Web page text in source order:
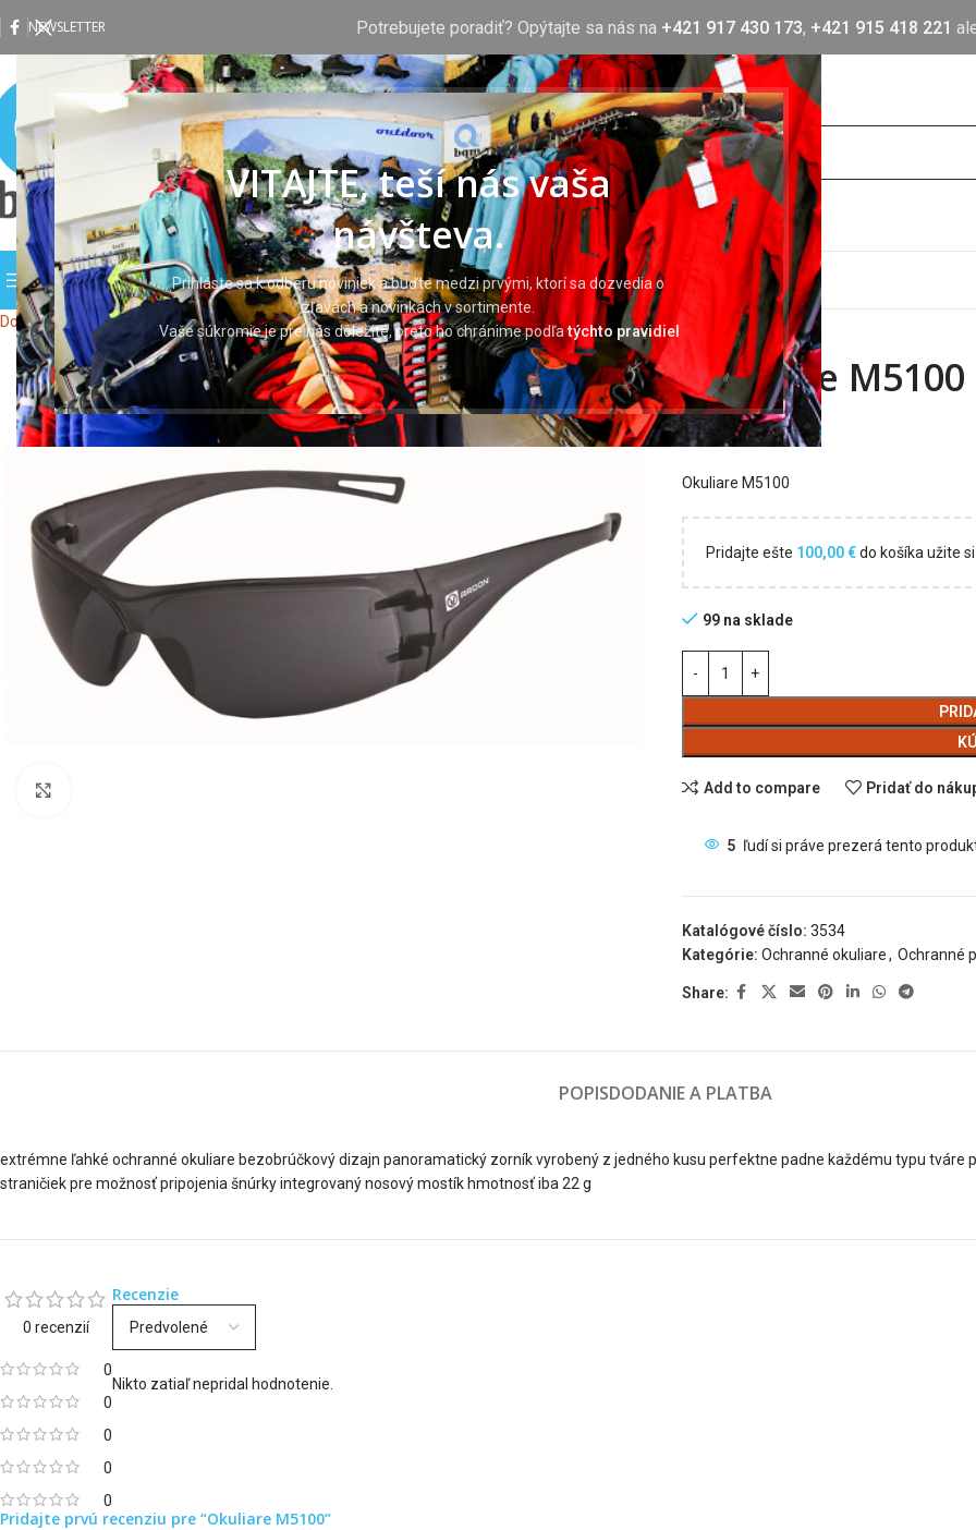
VITAJTE, teší nás vaša
návšteva.
Prihláste sa k odberu noviniek a buďte medzi prvými, ktorí sa dozvedia o
zľavách a novinkách v sortimente.
Vaše súkromie je pre nás dôležité, preto ho chránime podľatýchto pravidiel
NEWSLETTER Potrebujete poradiť? Opýtajte sa nás na +421 917 430 173, +421 915 418 221
PREHLIADAŤ KATEGÓRIE DOMOVOBCHODVLASTNÁ POTLAČ BLOGO NÁSKONTAKT
Domov Ochranné pomôcky Ochranné okuliare Okuliare M5100
Okuliare M5100
3,19 €
Okuliare M5100
Pridajte ešte 100,00€do košíka užite
99 na sklade
Add to compare Pridať do
5 ľudí si práve prezerá tento
Katalógové číslo: 3534
Kategórie: Ochranné okuliare, Ochranné
Share:
POPISDODANIE A PLATBA
extrémne ľahké ochranné okuliare bezobrúčkový dizajn panoramatický zorník vyrobený z jedného kusu perfektne padne každému typu tváre
straničiek pre možnosť pripojenia šnúrky integrovaný nosový mostík hmotnosť iba 22 g
0 recenzií
0
0
0
0
0
Recenzie
Nikto zatiaľ nepridal hodnotenie.
Pridajte prvú recenziu pre “Okuliare M5100”